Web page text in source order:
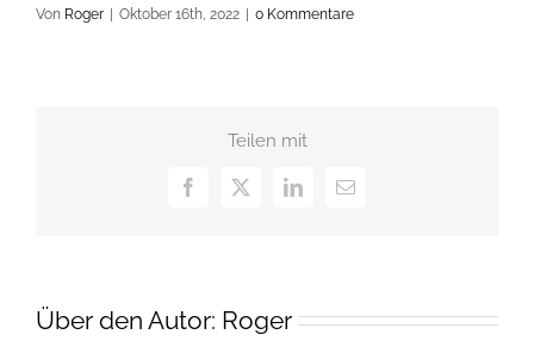
Von Roger Oktober 16th, 2022 0 Kommentare
Teilen mit
Facebook
X LinkedIn
E-
Über den Autor: Roger